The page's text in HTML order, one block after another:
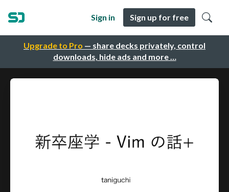
Upgrade to Pro — share decks privately, control
downloads, hide ads and more …
Sign in Sign up for free